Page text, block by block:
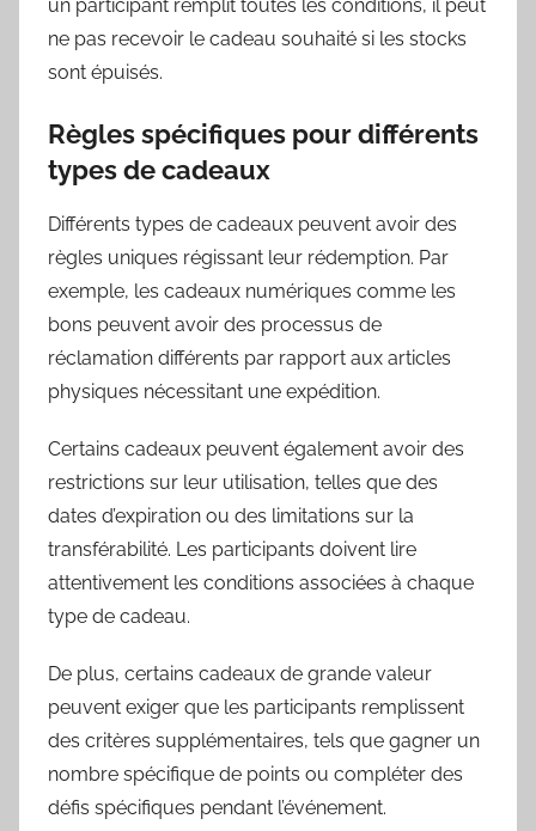
un participant remplit toutes les conditions, il peut
ne pas recevoir le cadeau souhaité si les stocks
sont épuisés.
Règles spécifiques pour différents
types de cadeaux
Différents types de cadeaux peuvent avoir des
règles uniques régissant leur rédemption. Par
exemple, les cadeaux numériques comme les
bons peuvent avoir des processus de
réclamation différents par rapport aux articles
physiques nécessitant une expédition.
Certains cadeaux peuvent également avoir des
restrictions sur leur utilisation, telles que des
dates d’expiration ou des limitations sur la
transférabilité. Les participants doivent lire
attentivement les conditions associées à chaque
type de cadeau.
De plus, certains cadeaux de grande valeur
peuvent exiger que les participants remplissent
des critères supplémentaires, tels que gagner un
nombre spécifique de points ou compléter des
défis spécifiques pendant l’événement.